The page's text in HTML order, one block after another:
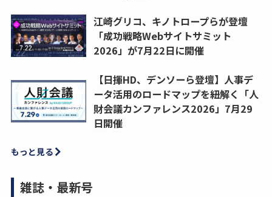
江崎グリコ、キノトロープらが登壇
「成功戦略Webサイトサミット
2026」が7月22日に開催
【日揮HD、デンソーら登壇】人事デ
ータ活用のロードマップを紐解く「人
財会議カンファレンス2026」7月29
日開催
もっと見る
雑誌・最新号